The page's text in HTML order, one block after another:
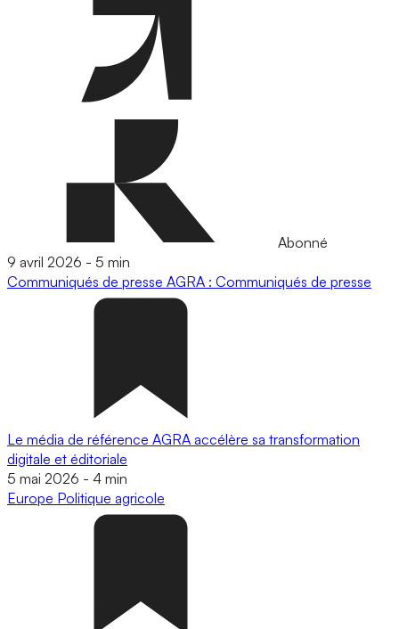
Abonné
9 avril 2026 - 5 min
Communiqués de presse AGRA : Communiqués de presse
Le média de référence AGRA accélère sa transformation
digitale et éditoriale
5 mai 2026 - 4 min
Europe Politique agricole